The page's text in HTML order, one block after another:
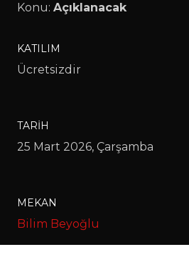
Konu: Açıklanacak
KATILIM
Ücretsizdir
TARIH
25 Mart 2026, Çarşamba
MEKAN
Bilim Beyoğlu